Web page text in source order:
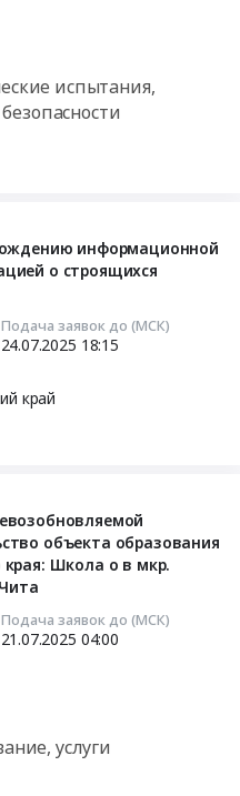
испытания,
информационной
о строящихся
Подача заявок до (МСК)
24.07.2025 18:15
край
объекта образования
края: Школа о в мкр.
Подача заявок до (МСК)
21.07.2025 04:00
услуги